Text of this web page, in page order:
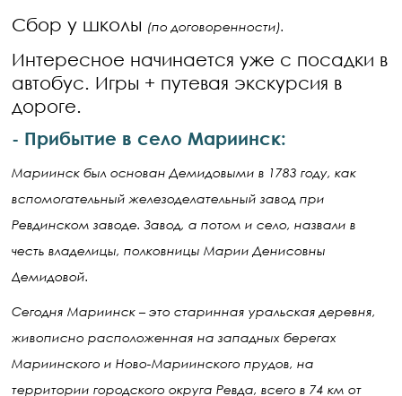
Сбор у школы (по договоренности).
Интересное начинается уже с посадки в
автобус. Игры + путевая экскурсия в
дороге.
- Прибытие в село Мариинск:
Мариинск был основан Демидовыми в 1783 году, как
вспомогательный железоделательный завод при
Ревдинском заводе. Завод, а потом и село, назвали в
честь владелицы, полковницы Марии Денисовны
Демидовой.
Сегодня Мариинск – это старинная уральская деревня,
живописно расположенная на западных берегах
Мариинского и Ново-Мариинского прудов, на
территории городского округа Ревда, всего в 74 км от